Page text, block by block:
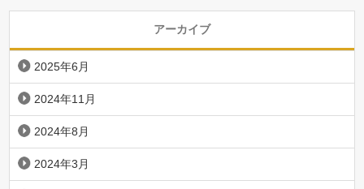
アーカイブ
2025年6月
2024年11月
2024年8月
2024年3月